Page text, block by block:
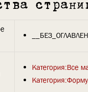
Категория:Все